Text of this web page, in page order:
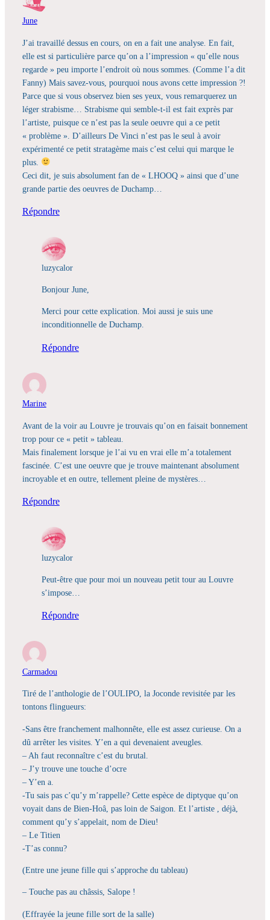
June
J’ai travaillé dessus en cours, on en a fait une analyse. En fait,
elle est si particulière parce qu’on a l’impression « qu’elle nous
regarde » peu importe l’endroit où nous sommes. (Comme l’a dit
Fanny) Mais savez-vous, pourquoi nous avons cette impression ?!
Parce que si vous observez bien ses yeux, vous remarquerez un
léger strabisme… Strabisme qui semble-t-il est fait exprès par
l’artiste, puisque ce n’est pas la seule oeuvre qui a ce petit
« problème ». D’ailleurs De Vinci n’est pas le seul à avoir
expérimenté ce petit stratagème mais c’est celui qui marque le
plus.
Ceci dit, je suis absolument fan de « LHOOQ » ainsi que d’une
grande partie des oeuvres de Duchamp…
Répondre
luzycalor
Bonjour June,
Merci pour cette explication. Moi aussi je suis une
inconditionnelle de Duchamp.
Répondre
Marine
Avant de la voir au Louvre je trouvais qu’on en faisait bonnement
trop pour ce « petit » tableau.
Mais finalement lorsque je l’ai vu en vrai elle m’a totalement
fascinée. C’est une oeuvre que je trouve maintenant absolument
incroyable et en outre, tellement pleine de mystères…
Répondre
luzycalor
Peut-être que pour moi un nouveau petit tour au Louvre
s’impose…
Répondre
Carmadou
Tiré de l’anthologie de l’OULIPO, la Joconde revisitée par les
tontons flingueurs:
-Sans être franchement malhonnête, elle est assez curieuse. On a
dû arrêter les visites. Y’en a qui devenaient aveugles.
– Ah faut reconnaître c’est du brutal.
– J’y trouve une touche d’ocre
– Y’en a.
-Tu sais pas c’qu’y m’rappelle? Cette espèce de diptyque qu’on
voyait dans de Bien-Hoâ, pas loin de Saigon. Et l’artiste , déjà,
comment qu’y s’appelait, nom de Dieu!
– Le Titien
-T’as connu?
(Entre une jeune fille qui s’approche du tableau)
– Touche pas au châssis, Salope !
(Effrayée la jeune fille sort de la salle)